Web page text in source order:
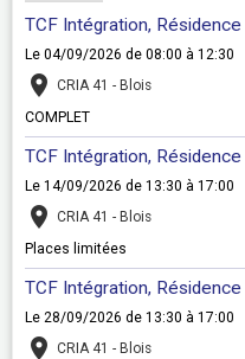
TCF Intégration,
Le 04/09/2026 de 08:00 à 12:30
CRIA 41 - Blois
COMPLET
TCF Intégration,
Le 14/09/2026 de 13:30 à 17:00
CRIA 41 - Blois
Places limitées
TCF Intégration,
Le 28/09/2026 de 13:30 à 17:00
CRIA 41 - Blois